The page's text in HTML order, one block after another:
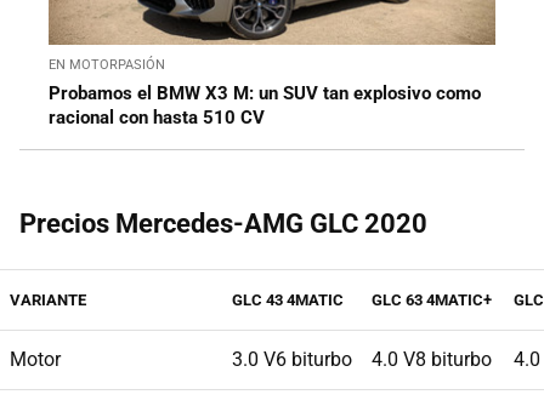
EN MOTORPASIÓN
Probamos el BMW X3 M: un SUV tan explosivo como
racional con hasta 510 CV
Precios Mercedes-AMG GLC 2020
VARIANTE GLC 43 4MATIC GLC 63 4MATIC+
Motor 3.0 V6 biturbo 4.0 V8 biturbo